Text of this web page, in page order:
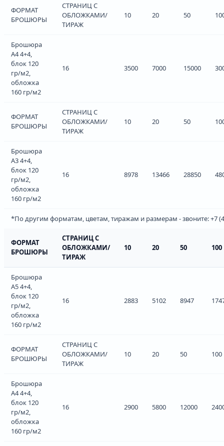
ФОРМАТ
БРОШЮРЫ
СТРАНИЦ С
ОБЛОЖКАМИ/
ТИРАЖ
10 20 50
Брошюра
А4 4+4,
блок 120
гр/м2,
обложка
160 гр/м2
16 3500 7000 15000
ФОРМАТ
БРОШЮРЫ
СТРАНИЦ С
ОБЛОЖКАМИ/
ТИРАЖ
10 20 50
Брошюра
А3 4+4,
блок 120
гр/м2,
обложка
160 гр/м2
16 8978 13466 28850
*По другим форматам, цветам, тиражам и размерам - звоните: +7
ФОРМАТ
БРОШЮРЫ
СТРАНИЦ С
ОБЛОЖКАМИ/
ТИРАЖ
10 20 50 100
Брошюра
А5 4+4,
блок 120
гр/м2,
обложка
160 гр/м2
16 2883 5102 8947
ФОРМАТ
БРОШЮРЫ
СТРАНИЦ С
ОБЛОЖКАМИ/
ТИРАЖ
10 20 50 100
Брошюра
А4 4+4,
блок 120
гр/м2,
обложка
160 гр/м2
16 2900 5800 12000